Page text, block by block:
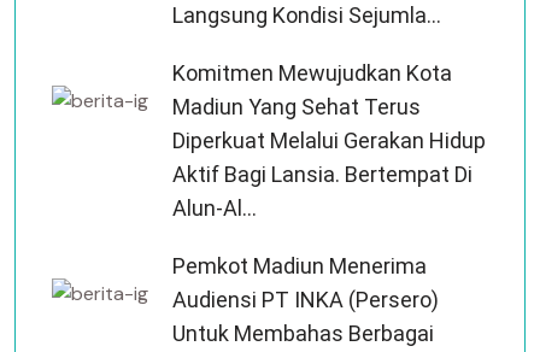
Langsung Kondisi Sejumla...
Komitmen Mewujudkan Kota
Madiun Yang Sehat Terus
Diperkuat Melalui Gerakan Hidup
Aktif Bagi Lansia. Bertempat Di
Alun-Al...
Pemkot Madiun Menerima
Audiensi PT INKA (Persero)
Untuk Membahas Berbagai